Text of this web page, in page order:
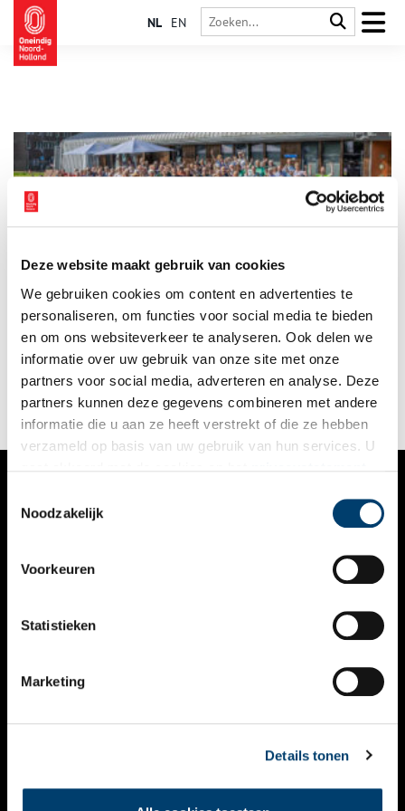
Deze website maakt gebruik van cookies
We gebruiken cookies om content en advertenties te
personaliseren, om functies voor social media te bieden
en om ons websiteverkeer te analyseren. Ook delen we
informatie over uw gebruik van onze site met onze
partners voor social media, adverteren en analyse. Deze
partners kunnen deze gegevens combineren met andere
informatie die u aan ze heeft verstrekt of die ze hebben
verzameld op basis van uw gebruik van hun services. U
Noodzakelijk
Voorkeuren
Statistieken
Marketing
Details tonen
NL EN
Na de zomer organiseert MOOI Noord-Holland samen met
Erfgoedhuis Zuid-Holland de cursus Expeditie Nieuwe
Gezichten. Een cursus die musea leert nieuwe vrijwilligers aan
zich te binden.
2 min
VERHALEN
KALENDER
THEMA’S
VIDEO’S
CONTACT